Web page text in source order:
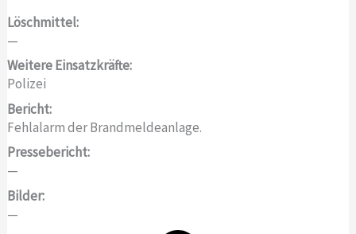
Löschmittel:
—
Weitere Einsatzkräfte:
Polizei
Bericht:
Fehlalarm der Brandmeldeanlage.
Pressebericht:
—
Bilder:
—